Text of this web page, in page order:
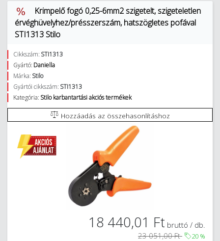
Krimpelő fogó 0,25-6mm2 szigetelt, szigeteletlen
érvéghüvelyhez/présszerszám, hatszögletes pofával
STI1313 Stilo
Cikkszám: STI1313
Gyártó: Daniella
Márka: Stilo
Gyártói cikkszám: STI1313
Kategória: Stilo karbantartási akciós termékek
Hozzáadás az összehasonlításhoz
18 440,01 Ft bruttó / db.
23 051,00 Ft
20 %